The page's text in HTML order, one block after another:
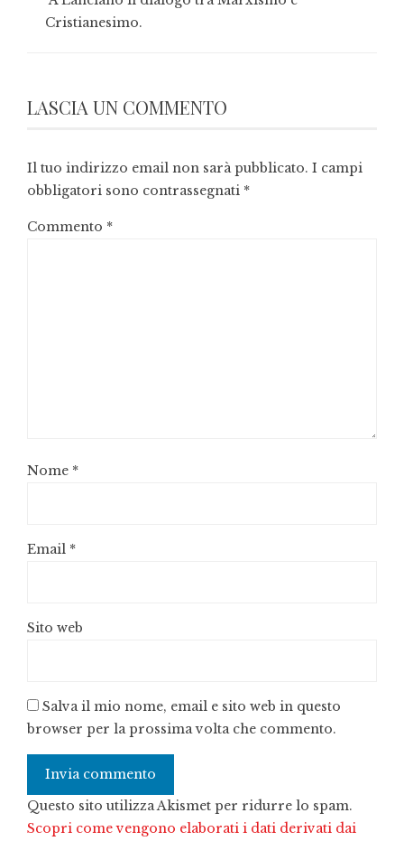
Cristianesimo.
LASCIA UN COMMENTO
Il tuo indirizzo email non sarà pubblicato. I campi
obbligatori sono contrassegnati *
Commento *
Nome *
Email *
Sito web
Salva il mio nome, email e sito web in questo
browser per la prossima volta che commento.
Questo sito utilizza Akismet per ridurre lo spam.
Scopri come vengono elaborati i dati derivati dai